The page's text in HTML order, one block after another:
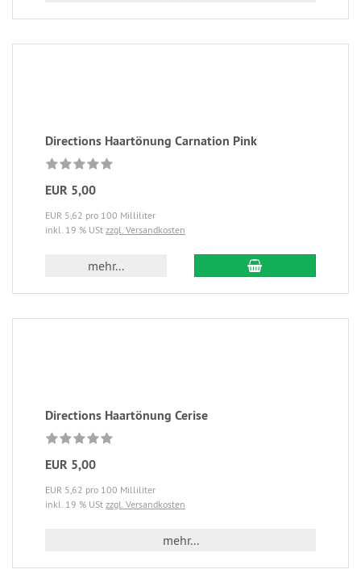
Directions Haartönung Carnation Pink
EUR 5,00
EUR 5,62 pro 100 Milliliter
inkl. 19 % USt zzgl. Versandkosten
mehr...
Directions Haartönung Cerise
EUR 5,00
EUR 5,62 pro 100 Milliliter
inkl. 19 % USt zzgl. Versandkosten
mehr...